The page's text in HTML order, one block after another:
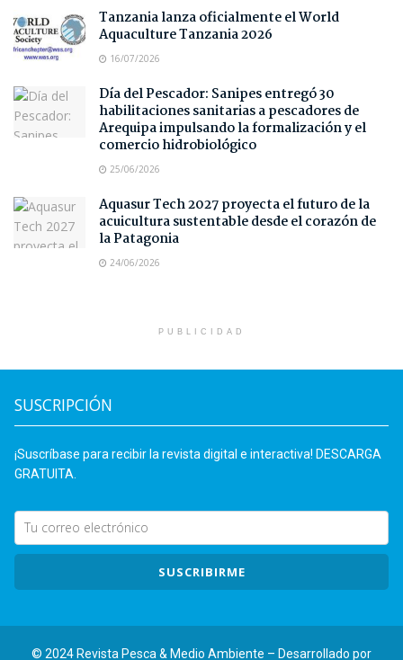
Tanzania lanza oficialmente el World
Aquaculture Tanzania 2026
16/07/2026
Día del Pescador: Sanipes entregó 30
habilitaciones sanitarias a pescadores de
Arequipa impulsando la formalización y el
comercio hidrobiológico
25/06/2026
Aquasur Tech 2027 proyecta el futuro de la
acuicultura sustentable desde el corazón de
la Patagonia
24/06/2026
PUBLICIDAD
SUSCRIPCIÓN
¡Suscríbase para recibir la revista digital e interactiva! DESCARGA
GRATUITA.
SUSCRIBIRME
© 2024 Revista Pesca & Medio Ambiente – Desarrollado por